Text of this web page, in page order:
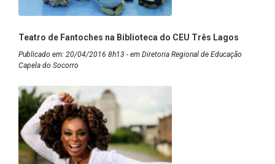
Teatro de Fantoches na Biblioteca do CEU Três Lagos
Publicado em: 20/04/2016 8h13 - em Diretoria Regional de Educação
Capela do Socorro